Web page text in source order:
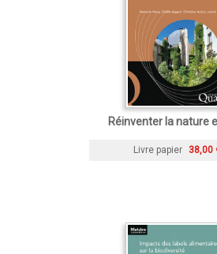
Réinventer la nature
Livre papier 38,00